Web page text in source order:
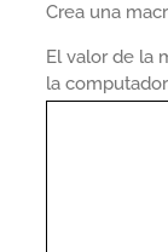
Crea una
El valor de la
la